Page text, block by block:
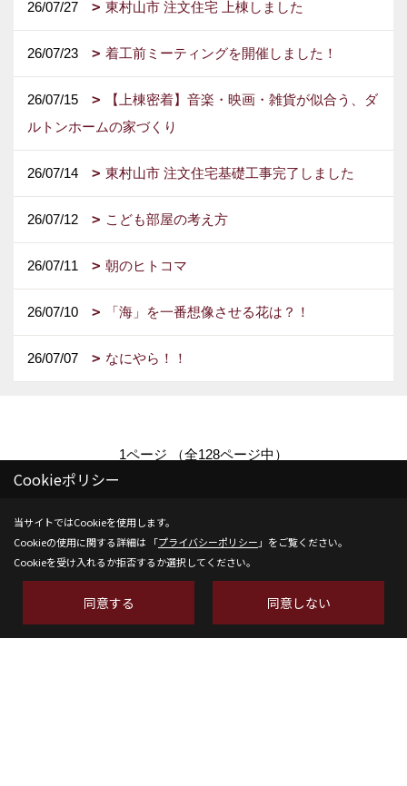
26/07/27 東村山市 注文住宅 上棟しました
26/07/23 着工前ミーティングを開催しました！
26/07/15
【上棟密着】音楽・映画・雑貨が似合う、ダ
ルトンホームの家づくり
26/07/14 東村山市 注文住宅基礎工事完了しました
26/07/12 こども部屋の考え方
26/07/11 朝のヒトコマ
26/07/10 「海」を一番想像させる花は？！
26/07/07 なにやら！！
1ページ （全128ページ中）
Cookieポリシー
当サイトではCookieを使用します。
Cookieの使用に関する詳細は 「プライバシーポリシー 」をご覧ください。
Cookieを受け入れるか拒否するか選択してください。
同意する 同意しない